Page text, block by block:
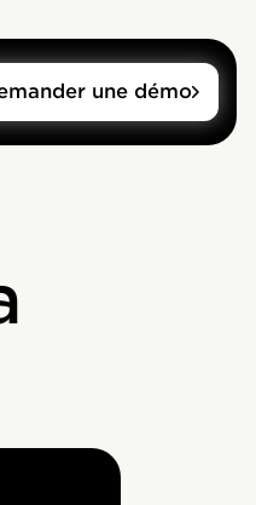
une démo